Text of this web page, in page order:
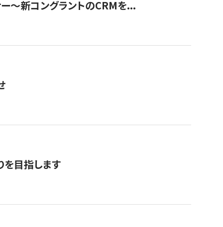
ー〜新コングラントのCRMを...
を目指します